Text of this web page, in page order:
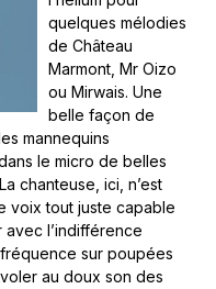
quelques mélodies
de Château
Marmont, Mr Oizo
ou Mirwais. Une
belle façon de
mannequins
le micro de belles
chanteuse, ici, n’est
voix tout juste capable
avec l’indifférence
sur poupées
au doux son des